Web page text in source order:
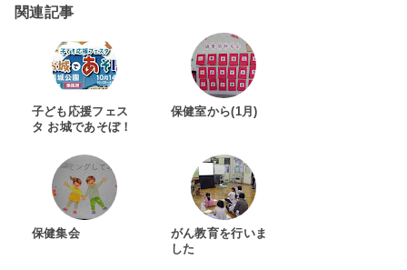
関連記事
子ども応援フェス
タ お城であそぼ！
保健室から(1月)
保健集会
がん教育を行いま
した